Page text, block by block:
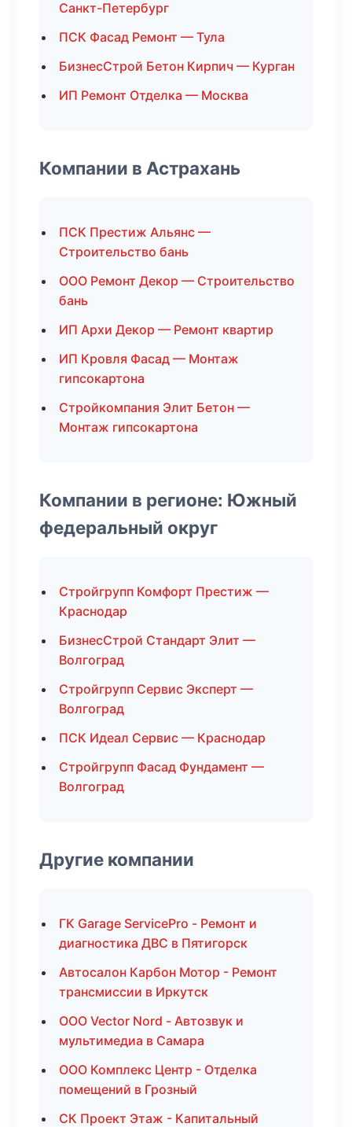
Санкт-Петербург
ПСК Фасад Ремонт — Тула
БизнесСтрой Бетон Кирпич — Курган
ИП Ремонт Отделка — Москва
Компании в Астрахань
ПСК Престиж Альянс —
Строительство бань
ООО Ремонт Декор — Строительство
бань
ИП Архи Декор — Ремонт квартир
ИП Кровля Фасад — Монтаж
гипсокартона
Стройкомпания Элит Бетон —
Монтаж гипсокартона
Компании в регионе: Южный
федеральный округ
Стройгрупп Комфорт Престиж —
Краснодар
БизнесСтрой Стандарт Элит —
Волгоград
Стройгрупп Сервис Эксперт —
Волгоград
ПСК Идеал Сервис — Краснодар
Стройгрупп Фасад Фундамент —
Волгоград
Другие компании
ГК Garage ServicePro - Ремонт и
диагностика ДВС в Пятигорск
Автосалон Карбон Мотор - Ремонт
трансмиссии в Иркутск
ООО Vector Nord - Автозвук и
мультимедиа в Самара
ООО Комплекс Центр - Отделка
помещений в Грозный
СК Проект Этаж - Капитальный